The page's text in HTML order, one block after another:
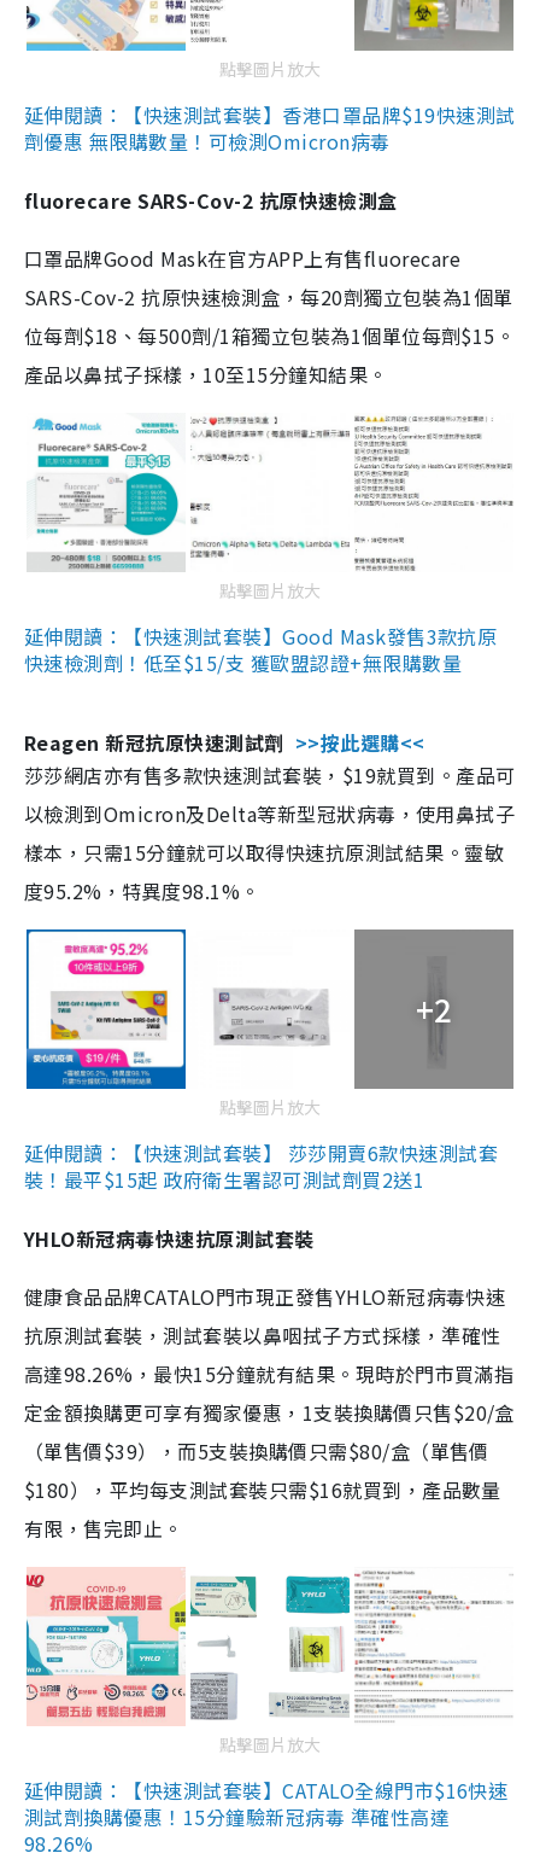
點擊圖片放大
延伸閱讀：【快速測試套裝】香港口罩品牌$19快速測試
劑優惠 無限購數量！可檢測Omicron病毒
fluorecare SARS-Cov-2 抗原快速檢測盒
口罩品牌Good Mask在官方APP上有售fluorecare
SARS-Cov-2 抗原快速檢測盒，每20劑獨立包裝為1個單
位每劑$18、每500劑/1箱獨立包裝為1個單位每劑$15。
產品以鼻拭子採樣，10至15分鐘知結果。
點擊圖片放大
延伸閱讀：【快速測試套裝】Good Mask發售3款抗原
快速檢測劑！低至$15/支 獲歐盟認證+無限購數量
Reagen 新冠抗原快速測試劑 >>按此選購<<
莎莎網店亦有售多款快速測試套裝，$19就買到。產品可
以檢測到Omicron及Delta等新型冠狀病毒，使用鼻拭子
樣本，只需15分鐘就可以取得快速抗原測試結果。靈敏
度95.2%，特異度98.1%。
+2
點擊圖片放大
延伸閱讀：【快速測試套裝】 莎莎開賣6款快速測試套
裝！最平$15起 政府衛生署認可測試劑買2送1
YHLO新冠病毒快速抗原測試套裝
健康食品品牌CATALO門市現正發售YHLO新冠病毒快速
抗原測試套裝，測試套裝以鼻咽拭子方式採樣，準確性
高達98.26%，最快15分鐘就有結果。現時於門市買滿指
定金額換購更可享有獨家優惠，1支裝換購價只售$20/盒
（單售價$39），而5支裝換購價只需$80/盒（單售價
$180），平均每支測試套裝只需$16就買到，產品數量
有限，售完即止。
點擊圖片放大
延伸閱讀：【快速測試套裝】CATALO全線門市$16快速
測試劑換購優惠！15分鐘驗新冠病毒 準確性高達
98.26%